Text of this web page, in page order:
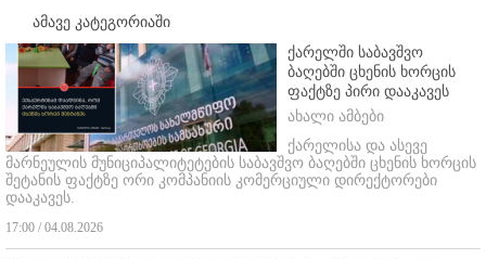
ამავე კატეგორიაში
ქარელში საბავშვო
ბაღებში ცხენის ხორცის
ფაქტზე პირი დააკავეს
ახალი ამბები
ქარელისა და ასევე
მარნეულის მუნიციპალიტეტების საბავშვო ბაღებში ცხენის ხორცის
შეტანის ფაქტზე ორი კომპანიის კომერციული დირექტორები
დააკავეს.
17:00 / 04.08.2026